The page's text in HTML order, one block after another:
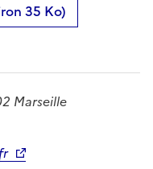
35 Ko)
Marseille